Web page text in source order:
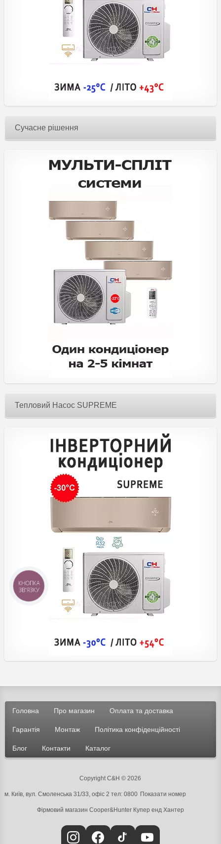
Сучасне рішення
Тепловий Насос SUPREME
Головна Про магазин Оплата та доставка
Гарантія Монтаж Політика конфіденційності
Блог Контакти Каталог
Copyright C&H © 2026
м. Київ, вул. Смоленська 31/33, офіс 2 тел: 0800 Показати номер
Фірмовий магазин Cooper&Hunter Купер енд Хантер
КНОПКА
ЗВ'ЯЗКУ